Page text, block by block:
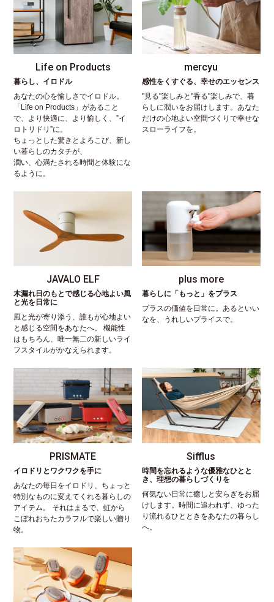
Life on Products
暮らし、イロドル
あなたの心を愉しさでイロドル。
「Life on Products」があること
で、より快適に、より愉しく、”イ
ロトリドリ”に。
ちょっとした驚きとよろこび、新し
い暮らしのカタチが、
潤い、心満たされる時間と体験にな
るように。
mercyu
感性をくすぐる、幸せのエッセンス
"見る"楽しみと"香る"楽しみで、暮
らしに潤いをお届けします。あなた
だけの心地よい空間づくりで幸せな
スローライフを。
JAVALO ELF
木漏れ日のもとで感じる心地よい風
と光を日常に
風と光が寄り添う、誰もが心地よい
と感じる空間をあなたへ。 機能性
はもちろん、唯一無二の新しいライ
フスタイルがかなえられます。
plus more
暮らしに「もっと」をプラス
プラスの価値を日常に。あるといい
なを、うれしいプライスで。
PRISMATE
イロドリとワクワクを手に
あなたの毎日をイロドリ、ちょっと
特別なものに変えてくれる暮らしの
アイテム。 それはまるで、虹から
こぼれおちたカラフルで楽しい贈り
物。
Sifflus
時間を忘れるような優雅なひとと
き、理想の暮らしづくりを
何気ない日常に癒しと安らぎをお届
けします。時間に追われず、ゆった
り流れるひとときをあなたの暮らし
へ。